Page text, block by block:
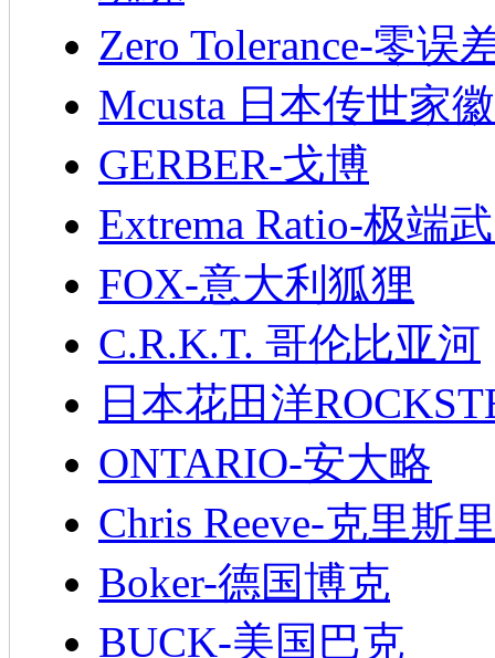
Zero Tolerance-零误
Mcusta 日本传世家徽
GERBER-戈博
Extrema Ratio-极端
FOX-意大利狐狸
C.R.K.T. 哥伦比亚河
日本花田洋
ONTARIO-安大略
Chris Reeve-克里斯
Boker-德国博克
BUCK-美国巴克